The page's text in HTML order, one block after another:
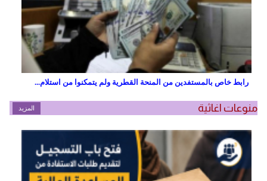
رابط خاص بالمستفدين من المنحة القطرية ولم يتمكنوا من استلام...
منوعات اغاثية المزيد